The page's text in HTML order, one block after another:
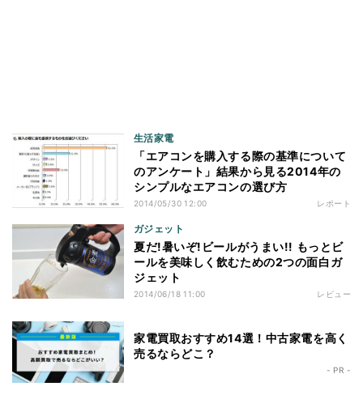
生活家電
「エアコンを購入する際の基準について
のアンケート」結果から見る2014年の
シンプルなエアコンの選び方
2014/05/30 12:00 レポート
ガジェット
夏だ!暑いぞ!ビールがうまい!! もっとビ
ールを美味しく飲むための2つの面白ガ
ジェット
2014/06/18 11:00 レビュー
家電買取おすすめ14選！中古家電を高く
売るならどこ？
- PR -